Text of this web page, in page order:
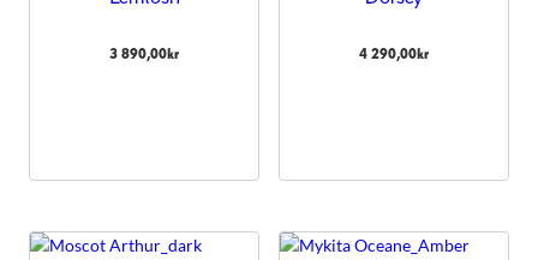
3 890,00kr 4 290,00kr